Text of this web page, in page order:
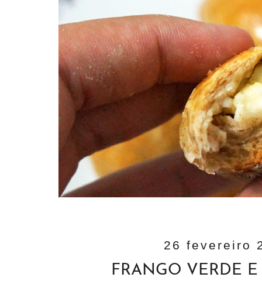
26 fevereiro
FRANGO VERDE